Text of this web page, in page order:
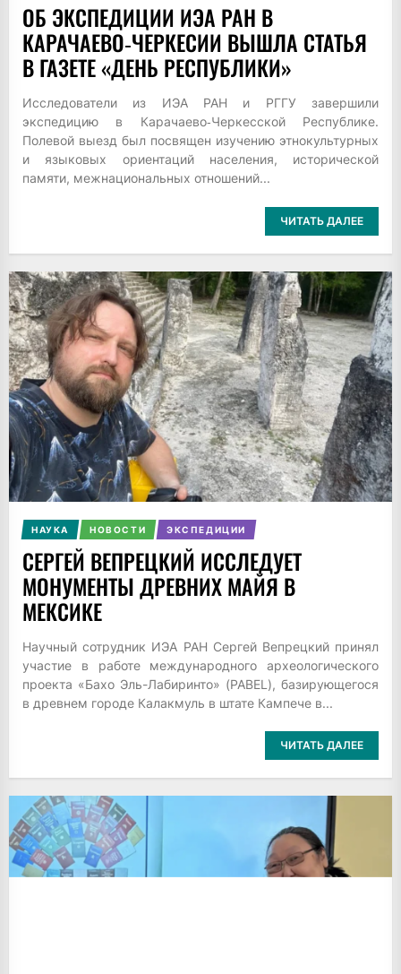
ОБ ЭКСПЕДИЦИИ ИЭА РАН В
КАРАЧАЕВО‑ЧЕРКЕСИИ ВЫШЛА СТАТЬЯ
В ГАЗЕТЕ «ДЕНЬ РЕСПУБЛИКИ»
Исследователи из ИЭА РАН и РГГУ завершили
экспедицию в Карачаево‑Черкесской Республике.
Полевой выезд был посвящен изучению этнокультурных
и языковых ориентаций населения, исторической
памяти, межнациональных отношений...
ЧИТАТЬ ДАЛЕЕ
НАУКА НОВОСТИ ЭКСПЕДИЦИИ
СЕРГЕЙ ВЕПРЕЦКИЙ ИССЛЕДУЕТ
МОНУМЕНТЫ ДРЕВНИХ МАЙЯ В
МЕКСИКЕ
Научный сотрудник ИЭА РАН Сергей Вепрецкий принял
участие в работе международного археологического
проекта «Бахо Эль-Лабиринто» (PABEL), базирующегося
в древнем городе Калакмуль в штате Кампече в...
ЧИТАТЬ ДАЛЕЕ